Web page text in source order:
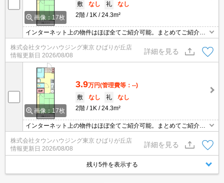
画像：17枚
敷
なし 礼
なし
2階
1K 24.3m²
インターネット上の物件はほぼ全てご紹介可能。まとめてご紹介致
します。お気軽にお問合せください。お部屋探しは情報量地域ナン
バー1のタウンハウジングまで。
株式会社タウンハウジング東京 ひばりが丘店
情報更新日 2026/08/08
詳細を見る
画像：17枚
3.9万円(管理費等：--)
敷
なし 礼
なし
2階
1K 24.3m²
インターネット上の物件はほぼ全てご紹介可能。まとめてご紹介致
します。お気軽にお問合せください。お部屋探しは情報量地域ナン
バー1のタウンハウジングまで。
株式会社タウンハウジング東京 ひばりが丘店
情報更新日 2026/08/08
詳細を見る
残り5件を表示する